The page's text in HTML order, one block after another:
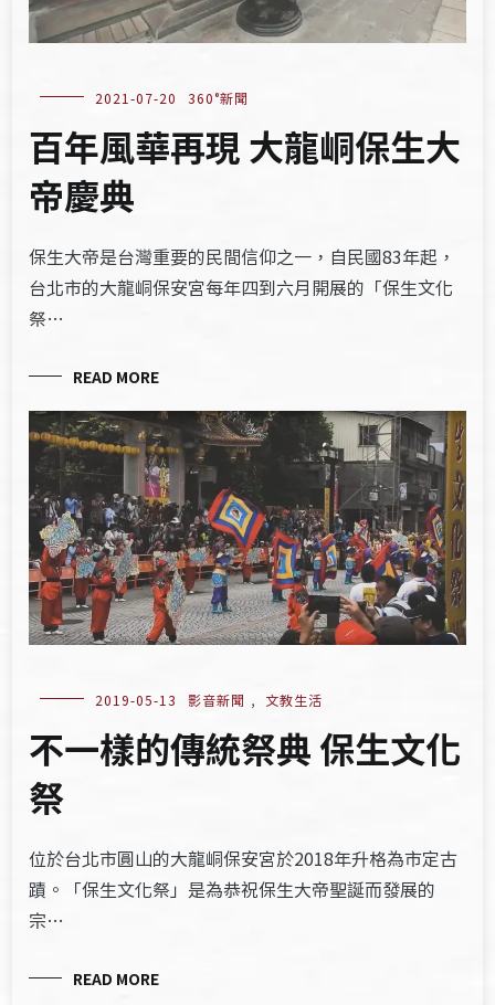
2021-07-20 360°新聞
百年風華再現 大龍峒保生大
帝慶典
保生大帝是台灣重要的民間信仰之一，自民國83年起，
台北市的大龍峒保安宮每年四到六月開展的「保生文化
祭…
READ MORE
2019-05-13 影音新聞 , 文教生活
不一樣的傳統祭典 保生文化
祭
位於台北市圓山的大龍峒保安宮於2018年升格為市定古
蹟。「保生文化祭」是為恭祝保生大帝聖誕而發展的
宗…
READ MORE